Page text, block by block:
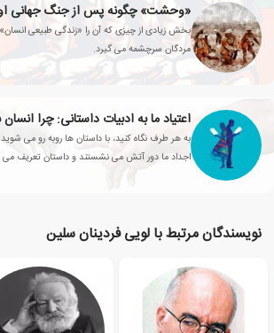
«وحشت» چگونه پس از جنگ جهانی
بخش زیادی از چیزی که آن را «زندگی طبیعی
مردگان سرچشمه می گیرد.
اعتیاد ما به ادبیات داستانی: چرا
به هر طرف نگاه کنید، با داستان ها روبه رو می
اجداد ما دور آتش می نشستند و داستان تعریف می
نویسندگان مرتبط با لویی فردینان سلین